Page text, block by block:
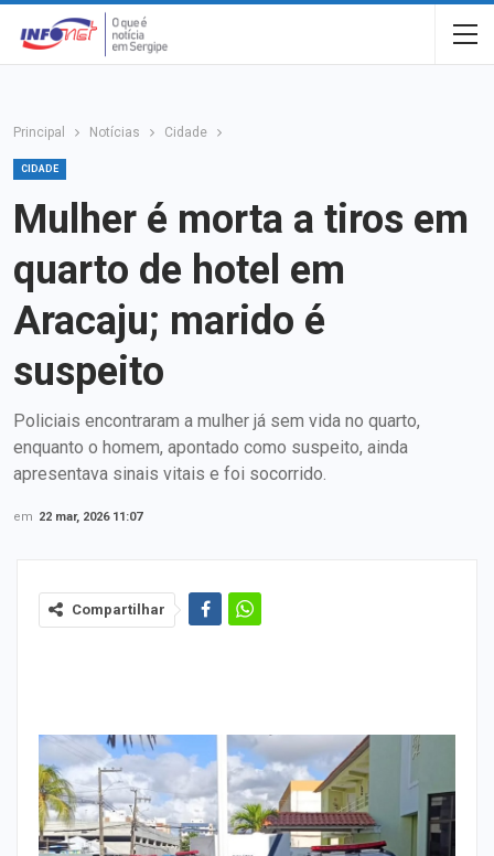
Principal Notícias Cidade
CIDADE
Mulher é morta a tiros em
quarto de hotel em
Aracaju; marido é
suspeito
Policiais encontraram a mulher já sem vida no quarto,
enquanto o homem, apontado como suspeito, ainda
apresentava sinais vitais e foi socorrido.
em 22 mar, 2026 11:07
Compartilhar